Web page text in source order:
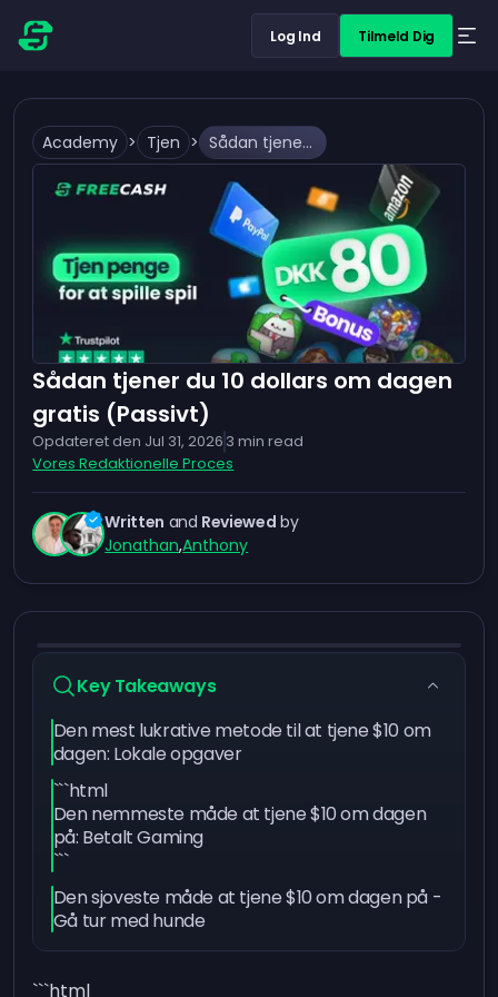
Log Ind Tilmeld Dig
Academy > Tjen > Sådan tjener du 10 dollars om dagen gratis (Passivt)
Sådan tjener du 10 dollars om dagen
gratis (Passivt)
Opdateret den Jul 31, 2026 3 min read
Vores Redaktionelle Proces
Written and Reviewed by
Jonathan,Anthony
Key Takeaways
Den mest lukrative metode til at tjene $10 om
dagen: Lokale opgaver
```html
Den nemmeste måde at tjene $10 om dagen
på: Betalt Gaming
```
Den sjoveste måde at tjene $10 om dagen på -
Gå tur med hunde
```html